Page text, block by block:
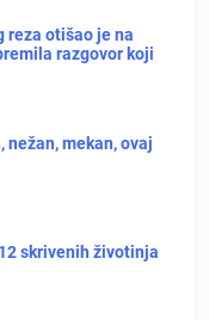
reza otišao je na
razgovor koji
nežan, mekan, ovaj
skrivenih životinja